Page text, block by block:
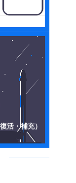
月・5月優
活・補充）